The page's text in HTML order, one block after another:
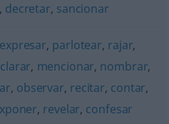
, decretar, sancionar
expresar, parlotear, rajar,
, mencionar, nombrar,
, observar, recitar, contar,
, revelar, confesar